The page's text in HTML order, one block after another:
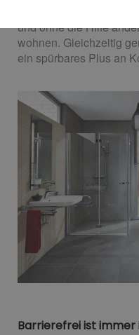
und ohne die Hilfe
wohnen. Gleichzeitig
ein spürbares Plus an
Barrierefrei ist immer